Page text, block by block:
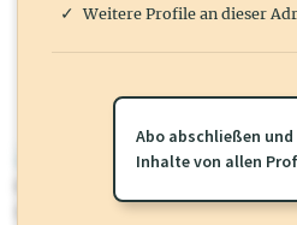
wirtschaft.at PLUS
Sie momentan nicht einsehen
Weitere Profile an dieser
Abo abschließen und
Inhalte von allen